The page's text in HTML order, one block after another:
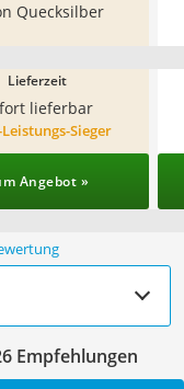
Quecksilber
Lieferzeit
lieferbar
Sieger
Angebot »
Empfehlungen